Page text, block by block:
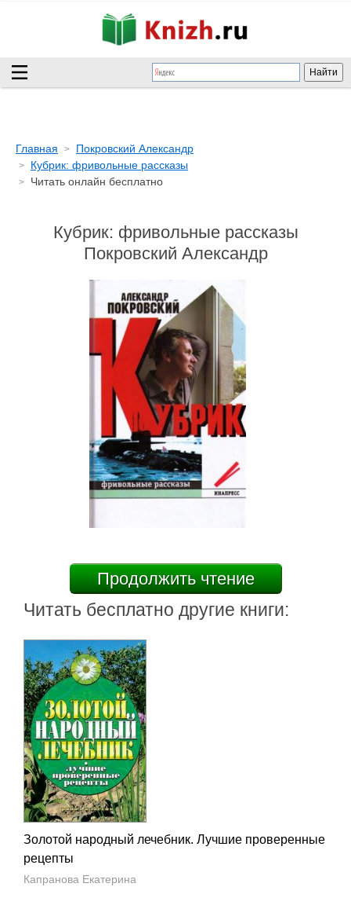
Главная
Покровский Александр
Кубрик: фривольные рассказы
Читать онлайн бесплатно
Кубрик: фривольные рассказы
Покровский Александр
Продолжить чтение
Читать бесплатно другие книги:
Золотой народный лечебник. Лучшие проверенные
рецепты
Капранова Екатерина